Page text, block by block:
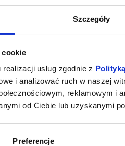
Szczegóły
usług zgodnie z
i analizować ruch w naszej
reklamowym i
od Ciebie lub uzyskanymi
Preferencje
+
bilet
SPIDER-MAN: CAŁKIEM